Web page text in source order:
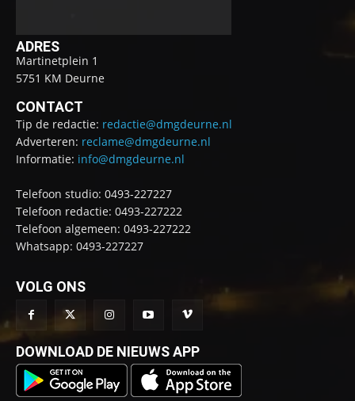
ADRES
Martinetplein 1
5751 KM Deurne
CONTACT
Tip de redactie: redactie@dmgdeurne.nl
Adverteren: reclame@dmgdeurne.nl
Informatie: info@dmgdeurne.nl
Telefoon studio: 0493-227227
Telefoon redactie: 0493-227222
Telefoon algemeen: 0493-227222
Whatsapp: 0493-227227
VOLG ONS
DOWNLOAD DE NIEUWS APP